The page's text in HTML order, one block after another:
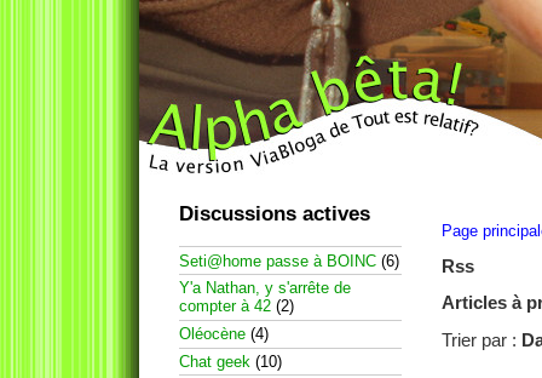
Page
Rss
Articles à
Trier par :
Discussions actives
Seti@home passe à BOINC (6)
Y'a Nathan, y s'arrête de
compter à 42 (2)
Oléocène (4)
Chat geek (10)